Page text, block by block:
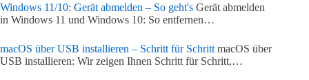
Windows 11/10: Gerät abmelden – So geht's Gerät abmelden
in Windows 11 und Windows 10: So entfernen…
macOS über USB installieren – Schritt für Schritt macOS über
USB installieren: Wir zeigen Ihnen Schritt für Schritt,…